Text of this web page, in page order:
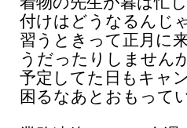
付けはどうなるんじ
習うときって正月に
うだったりしませんか
予定してた日もキャ
困るなあとおもって